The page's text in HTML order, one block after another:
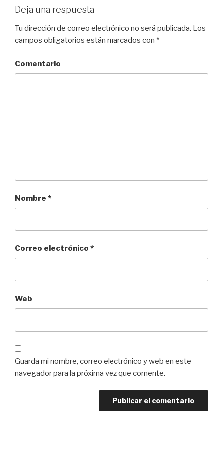
Deja una respuesta
Tu dirección de correo electrónico no será publicada. Los
campos obligatorios están marcados con *
Comentario
Nombre *
Correo electrónico *
Web
Guarda mi nombre, correo electrónico y web en este
navegador para la próxima vez que comente.